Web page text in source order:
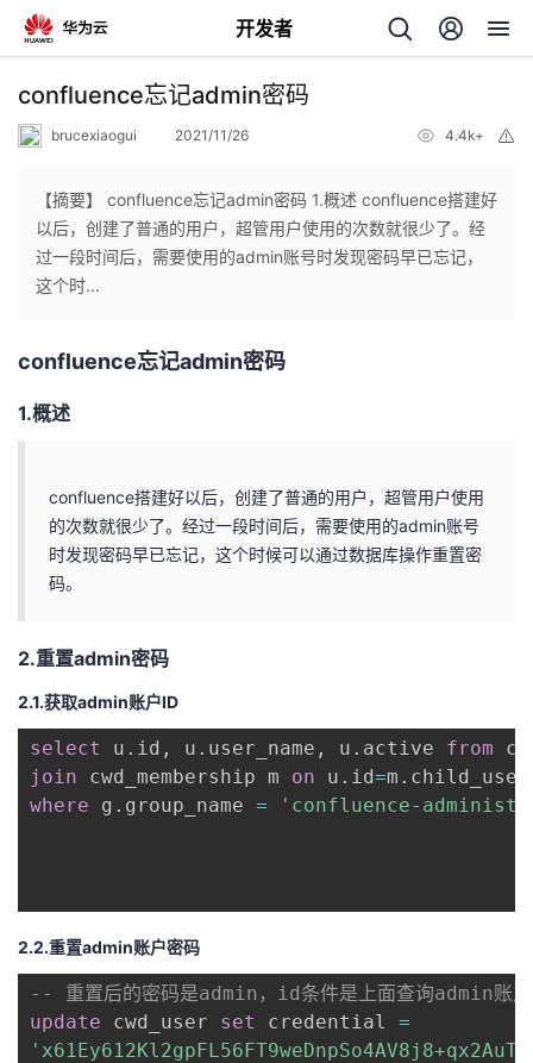
开发者
返
个
主
的
的
博
客
我
的
论
我
的
子
我
直
播
的
活
动
我
的
关
我
的
我
confluence忘记admin密码
brucexiaogui 2021/11/26 4.4k+
【摘要】 confluence忘记admin密码 1.概述 confluence搭建好
以后，创建了普通的用户，超管用户使用的次数就很少了。经
过一段时间后，需要使用的admin账号时发现密码早已忘记，
这个时...
confluence忘记admin密码
1.概述
confluence搭建好以后，创建了普通的用户，超管用户使用
的次数就很少了。经过一段时间后，需要使用的admin账号
时发现密码早已忘记，这个时候可以通过数据库操作重置密
码。
2.重置admin密码
2.1.获取admin账户ID
select u . id , u . user_name , u . active from
join cwd_membership m on u . id=m .
where g . group_name = 'confluence-
2.2.重置admin账户密码
-- 重置后的密码是admin，id条件是上面查询admin账
update cwd_user set credential =